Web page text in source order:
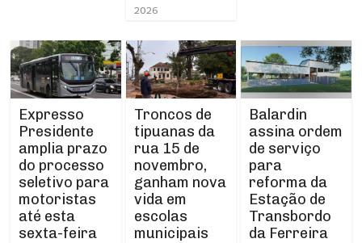
2026
Expresso
Presidente
amplia prazo
do processo
seletivo para
motoristas
até esta
sexta-feira
Troncos de
tipuanas da
rua 15 de
novembro,
ganham nova
vida em
escolas
municipais
Balardin
assina ordem
de serviço
para
reforma da
Estação de
Transbordo
da Ferreira